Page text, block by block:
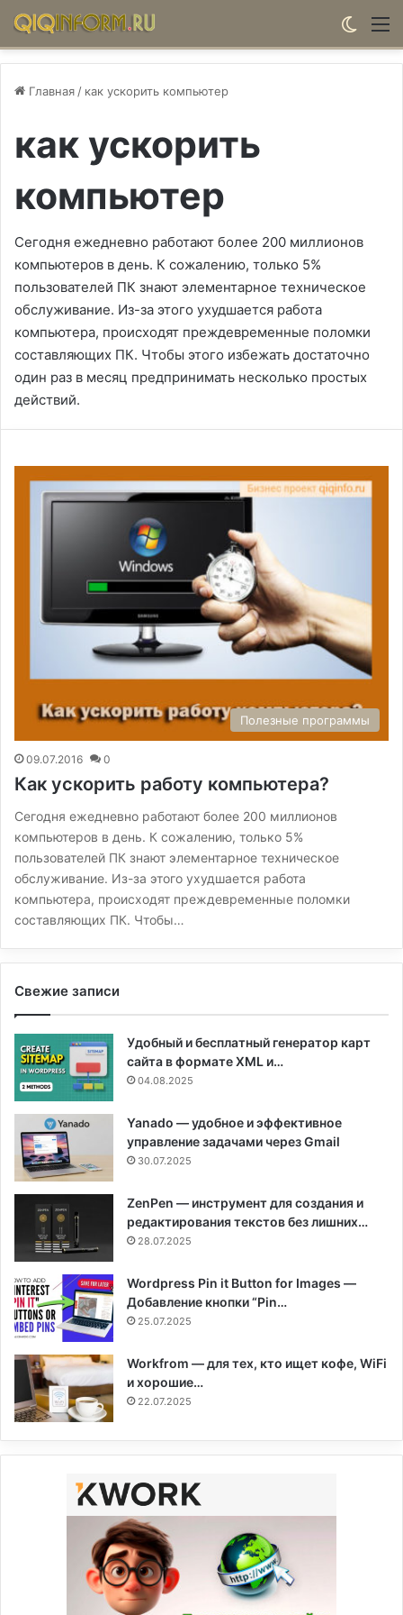
Главная / как ускорить компьютер
как ускорить
компьютер
Сегодня ежедневно работают более 200 миллионов
компьютеров в день. К сожалению, только 5%
пользователей ПК знают элементарное техническое
обслуживание. Из-за этого ухудшается работа
компьютера, происходят преждевременные поломки
составляющих ПК. Чтобы этого избежать достаточно
один раз в месяц предпринимать несколько простых
действий.
Полезные программы
09.07.2016 0
Как ускорить работу компьютера?
Сегодня ежедневно работают более 200 миллионов
компьютеров в день. К сожалению, только 5%
пользователей ПК знают элементарное техническое
обслуживание. Из-за этого ухудшается работа
компьютера, происходят преждевременные поломки
составляющих ПК. Чтобы…
Свежие записи
Удобный и бесплатный генератор карт
сайта в формате XML и…
04.08.2025
Yanado — удобное и эффективное
управление задачами через Gmail
30.07.2025
ZenPen — инструмент для создания и
редактирования текстов без лишних…
28.07.2025
Wordpress Pin it Button for Images —
Добавление кнопки “Pin…
25.07.2025
Workfrom — для тех, кто ищет кофе, WiFi
и хорошие…
22.07.2025